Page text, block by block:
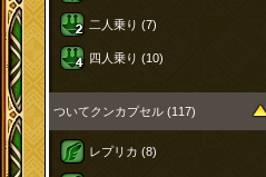
二人乗り (7)
四人乗り (10)
ついてクンカプセル (117)
レプリカ (8)